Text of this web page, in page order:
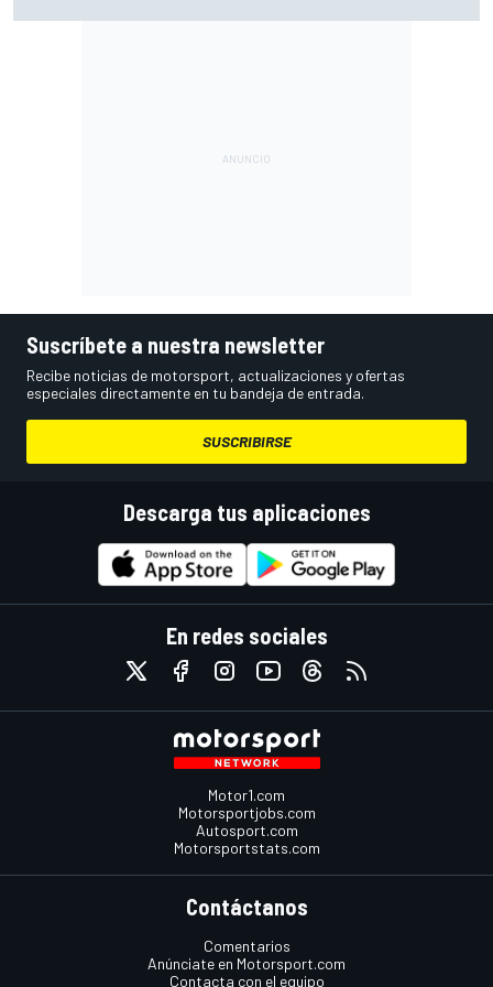
Suscríbete a nuestra newsletter
Recibe noticias de motorsport, actualizaciones y ofertas
especiales directamente en tu bandeja de entrada.
SUSCRIBIRSE
Descarga tus aplicaciones
En redes sociales
Motor1.com
Motorsportjobs.com
Autosport.com
Motorsportstats.com
Contáctanos
Comentarios
Anúnciate en Motorsport.com
Contacta con el equipo